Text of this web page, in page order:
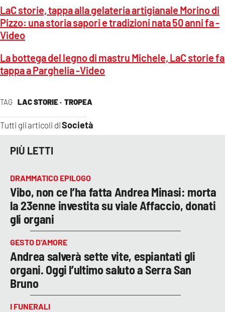
TAG LAC STORIE · TROPEA
Tutti gli articoli diSocietà
LaC storie, tappa alla gelateria artigianale Morino di
Pizzo: una storia sapori e tradizioni nata 50 anni fa -
Video
La bottega del legno di mastru Michele, LaC storie fa
tappa a Parghelia -Video
PIÙ LETTI
DRAMMATICO EPILOGO
Vibo, non ce l’ha fatta Andrea Minasi: morta
la 23enne investita su viale Affaccio, donati
gli organi
GESTO D’AMORE
Andrea salverà sette vite, espiantati gli
organi. Oggi l’ultimo saluto a Serra San
Bruno
I FUNERALI